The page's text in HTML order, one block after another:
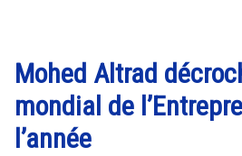
Mohed Altrad
mondial de
l’année